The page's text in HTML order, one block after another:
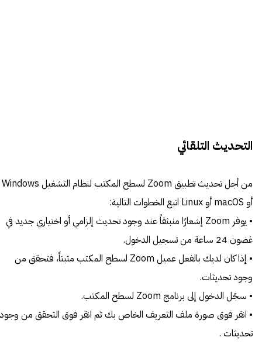
التحديث التلقائي
من أجل تحديث تطبيق Zoom لسطح المكتب لنظام التشغيل Windows
أو macOS أو Linux اتبع الخطوات التالية:
• يوفر Zoom إشعارًا منبثقاً عند وجود تحديث إلزامي أو اختياري جديد في
غضون 24 ساعة من تسجيل الدخول.
• إذا كان لديك بالفعل عميل Zoom لسطح المكتب مثبتاً، فتحقق من
وجود تحديثات.
• سجّل الدخول إلى برنامج Zoom لسطح المكتب.
• انقر فوق صورة ملف التعريف الخاص بك ثم انقر فوق التحقق من وجود
تحديثات .